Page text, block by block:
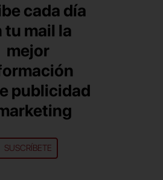
cada día
tu mail la
mejor
publicidad
SUSCRÍBETE